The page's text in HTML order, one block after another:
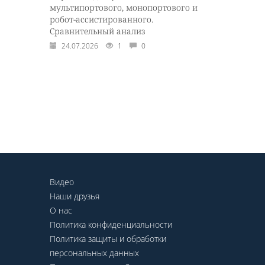
мультипортового, монопортового и
робот-ассистированного.
Сравнительный анализ
24.07.2026 1 0
Видео
Наши друзья
О нас
Политика конфиденциальности
Политика защиты и обработки
персональных данных